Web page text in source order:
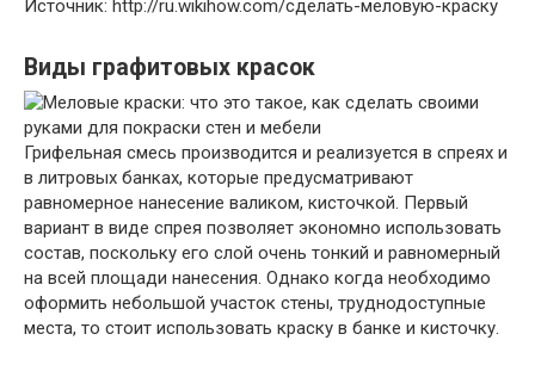
Источник: http://ru.wikihow.com/сделать-меловую-краску
Виды графитовых красок
Грифельная смесь производится и реализуется в спреях и
в литровых банках, которые предусматривают
равномерное нанесение валиком, кисточкой. Первый
вариант в виде спрея позволяет экономно использовать
состав, поскольку его слой очень тонкий и равномерный
на всей площади нанесения. Однако когда необходимо
оформить небольшой участок стены, труднодоступные
места, то стоит использовать краску в банке и кисточку.